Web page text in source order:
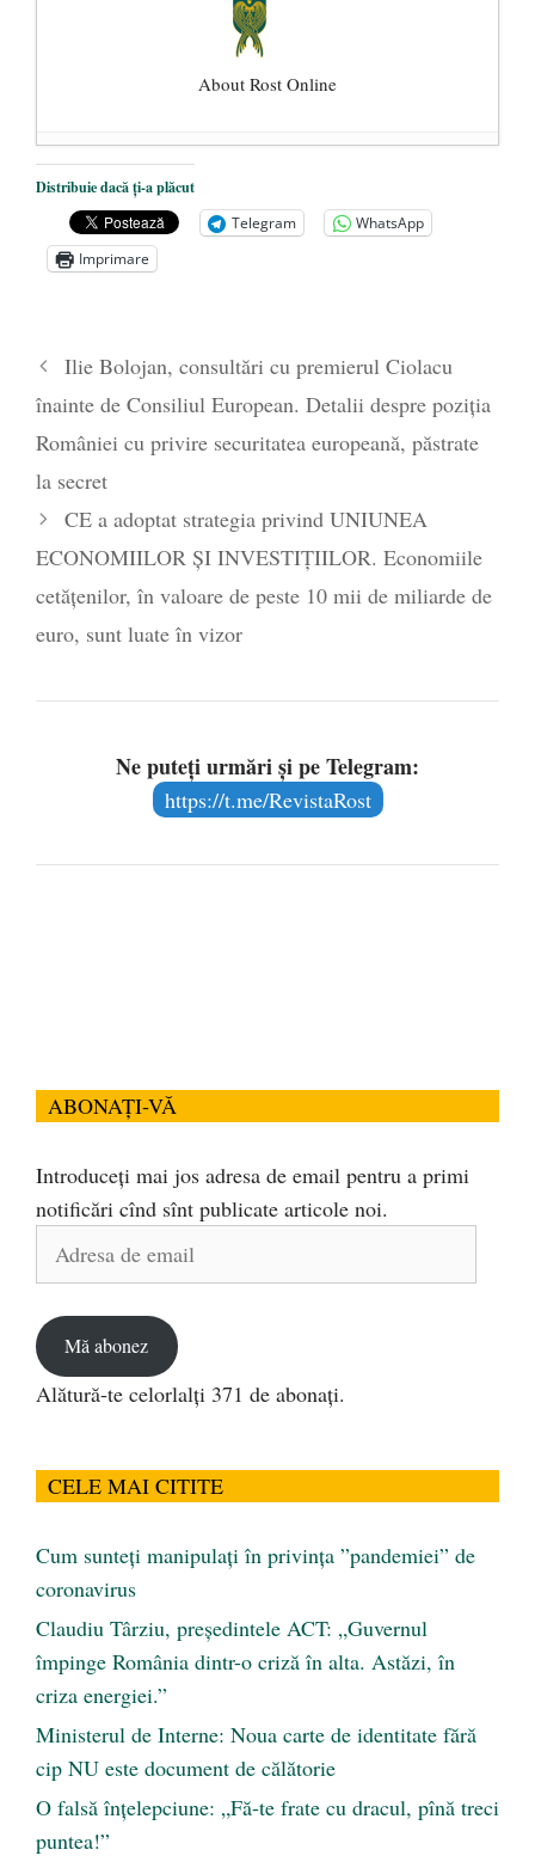
About Rost Online
Dezvăluiri cutremurătoare despre
președintele Ucrainei, Volodymyr
Zelensky
- 13 mai 2026
Statul care servește Națiunea
poetului Octavian Goga, înlăturat din Iași
- 16 aprilie 2026
Distribuie dacă ți-a plăcut
Telegram
WhatsApp
Imprimare
Ilie Bolojan, consultări cu premierul Ciolacu
înainte de Consiliul European. Detalii despre poziția
României cu privire securitatea europeană, păstrate
la secret
CE a adoptat strategia privind UNIUNEA
ECONOMIILOR ȘI INVESTIȚIILOR. Economiile
cetățenilor, în valoare de peste 10 mii de miliarde de
euro, sunt luate în vizor
Ne puteți urmări și pe Telegram:
https://t.me/RevistaRost
ABONAȚI-VĂ
Introduceți mai jos adresa de email pentru a primi
notificări cînd sînt publicate articole noi.
Mă abonez
Alătură-te celorlalți 371 de abonați.
CELE MAI CITITE
Cum sunteți manipulați în privința ”pandemiei” de
coronavirus
Claudiu Târziu, președintele ACT: „Guvernul
împinge România dintr-o criză în alta. Astăzi, în
criza energiei.”
Ministerul de Interne: Noua carte de identitate fără
cip NU este document de călătorie
O falsă înțelepciune: „Fă-te frate cu dracul, pînă treci
puntea!”